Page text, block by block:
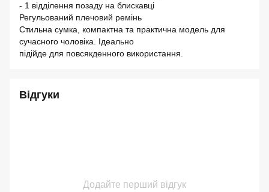
- 1 відділення позаду на блискавці
Регульований плечовий ремінь
Стильна сумка, компактна та практична модель для
сучасного чоловіка. Ідеально
підійде для повсякденного використання.
Відгуки
Додайте перший відгук